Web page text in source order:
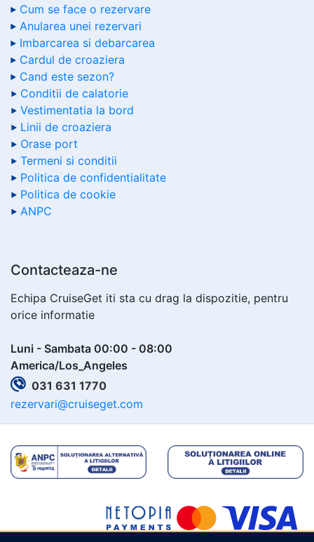
Cum se face o rezervare
Anularea unei rezervari
Imbarcarea si debarcarea
Cardul de croaziera
Cand este sezon?
Conditii de calatorie
Vestimentatia la bord
Linii de croaziera
Orase port
Termeni si conditii
Politica de confidentialitate
Politica de cookie
ANPC
Contacteaza-ne
Echipa CruiseGet iti sta cu drag la dispozitie, pentru
orice informatie
Luni - Sambata 00:00 - 08:00
America/Los_Angeles
031 631 1770
rezervari@cruiseget.com